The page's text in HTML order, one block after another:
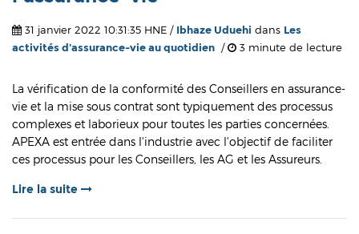
31 janvier 2022 10:31:35 HNE / Ibhaze Uduehi dans Les
activités d'assurance-vie au quotidien / 3 minute de lecture
La vérification de la conformité des Conseillers en assurance-
vie et la mise sous contrat sont typiquement des processus
complexes et laborieux pour toutes les parties concernées.
APEXA est entrée dans l'industrie avec l'objectif de faciliter
ces processus pour les Conseillers, les AG et les Assureurs.
Lire la suite